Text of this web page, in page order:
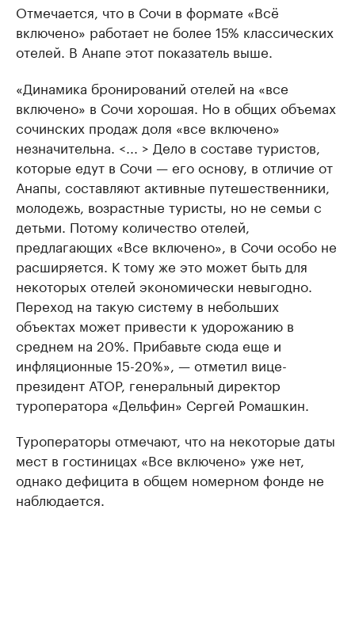
Отмечается, что в Сочи в формате «Всё
включено» работает не более 15% классических
отелей. В Анапе этот показатель выше.
«Динамика бронирований отелей на «все
включено» в Сочи хорошая. Но в общих объемах
сочинских продаж доля «все включено»
незначительна. <... > Дело в составе туристов,
которые едут в Сочи — его основу, в отличие от
Анапы, составляют активные путешественники,
молодежь, возрастные туристы, но не семьи с
детьми. Потому количество отелей,
предлагающих «Все включено», в Сочи особо не
расширяется. К тому же это может быть для
некоторых отелей экономически невыгодно.
Переход на такую систему в небольших
объектах может привести к удорожанию в
среднем на 20%. Прибавьте сюда еще и
инфляционные 15-20%», — отметил вице-
президент АТОР, генеральный директор
туроператора «Дельфин» Сергей Ромашкин.
Туроператоры отмечают, что на некоторые даты
мест в гостиницах «Все включено» уже нет,
однако дефицита в общем номерном фонде не
наблюдается.